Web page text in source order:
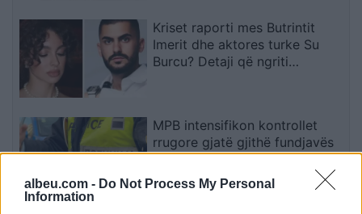
albeu.com - Do Not Process My Personal
Information
Kriset raporti mes Butrintit
Imerit dhe aktores turke Su
Burcu? Detaji që ngriti
MPB intensifikon kontrollet
rrugore gjatë gjithë fundjavës